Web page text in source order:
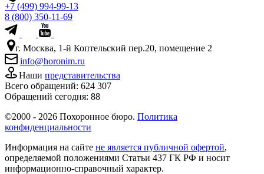
+7 (499) 994-99-13
8 (800) 350-11-69
г. Москва, 1-й Коптельский пер.20, помещение 2
info@horonim.ru
Наши представительства
Всего обращений: 624 307
Обращений сегодня: 88
©2000 - 2026 Похоронное бюро. Политика
конфиденциальности
Информация на сайте не является публичной офертой,
определяемой положениями Статьи 437 ГК РФ и носит
информационно-справочный характер.